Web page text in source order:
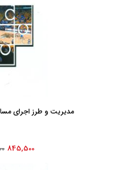
مدیریت و طرز اجرای
845,500